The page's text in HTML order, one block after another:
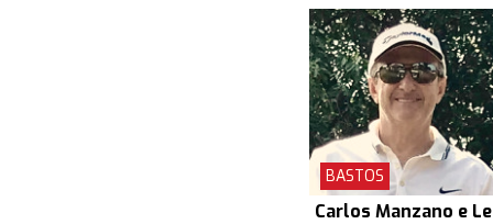
BASTOS
Carlos Manzano e